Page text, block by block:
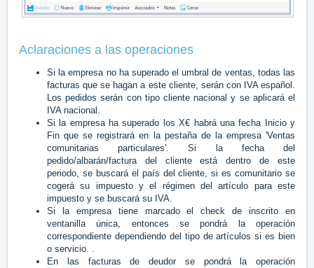
Aclaraciones a las operaciones
Si la empresa no ha superado el umbral de ventas, todas las
facturas que se hagan a este cliente, serán con IVA español.
Los pedidos serán con tipo cliente nacional y se aplicará el
IVA nacional.
Si la empresa ha superado los X€ habrá una fecha Inicio y
Fin que se registrará en la pestaña de la empresa 'Ventas
comunitarias particulares'. Si la fecha del
pedido/albarán/factura del cliente está dentro de este
periodo, se buscará el país del cliente, si es comunitario se
cogerá su impuesto y el régimen del artículo para este
impuesto y se buscará su IVA.
Si la empresa tiene marcado el check de inscrito en
ventanilla única, entonces se pondrá la operación
correspondiente dependiendo del tipo de artículos si es bien
o servicio. .
En las facturas de deudor se pondrá la operación